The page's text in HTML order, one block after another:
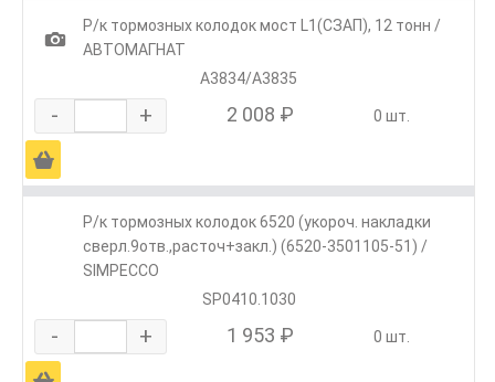
1
Р/к тормозных колодок мост L1(СЗАП), 12 тонн /
АВТОМАГНАТ
А3834/А3835
- + 2 008 ₽ 0 шт.
Ä
Р/к тормозных колодок 6520 (укороч. накладки
сверл.9отв.,расточ+закл.) (6520-3501105-51) /
SIMPECCO
SP0410.1030
- + 1 953 ₽ 0 шт.